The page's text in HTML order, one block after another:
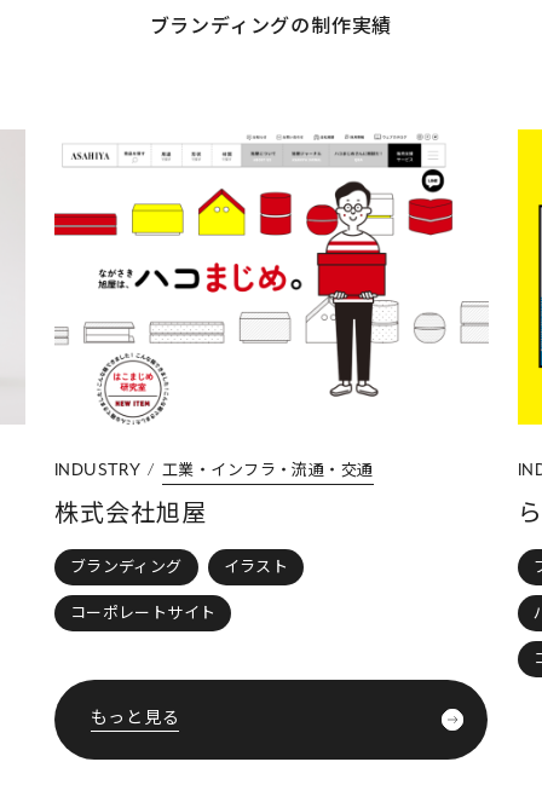
ブランディングの制作実績
ラ・流通・交通 INDUSTRY 工業・インフラ・流
ブランディング
ロゴ(CI・VI)
イ
ランデ
もっと見る